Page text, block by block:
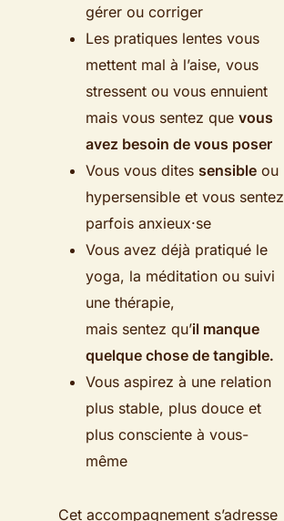
gérer ou corriger
Les pratiques lentes vous
mettent mal à l’aise, vous
stressent ou vous ennuient
mais vous sentez que vous
avez besoin de vous poser
Vous vous dites sensibleou
hypersensible et vous sentez
parfois anxieux·se
Vous avez déjà pratiqué le
yoga, la méditation ou suivi
une thérapie,
mais sentez qu’il manque
quelque chose de tangible.
Vous aspirez à une relation
plus stable, plus douce et
plus consciente à vous-
même
Cet accompagnement s’adresse